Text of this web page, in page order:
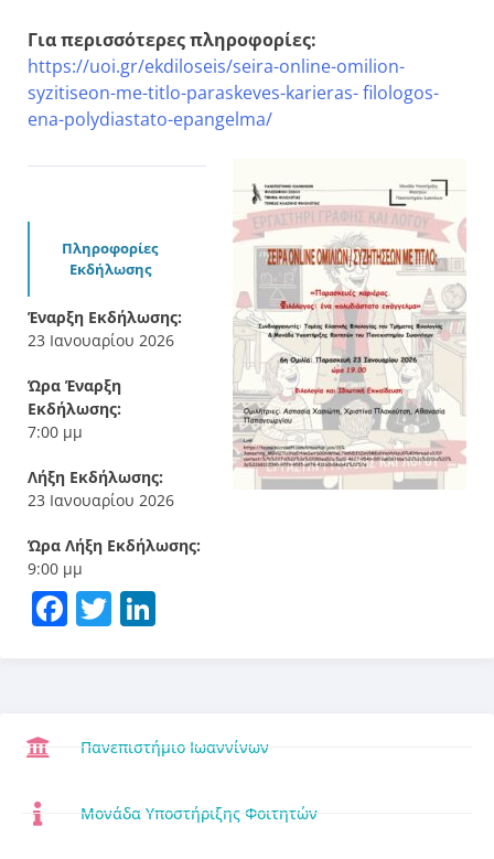
Για περισσότερες πληροφορίες:
https://uoi.gr/ekdiloseis/seira-online-omilion-
syzitiseon-me-titlo-paraskeves-karieras- filologos-
ena-polydiastato-epangelma/
Πληροφορίες
Εκδήλωσης
Έναρξη Εκδήλωσης:
23 Ιανουαρίου 2026
Ώρα Έναρξη
Εκδήλωσης:
7:00 μμ
Λήξη Εκδήλωσης:
23 Ιανουαρίου 2026
Ώρα Λήξη Εκδήλωσης:
9:00 μμ
Facebook
Twitter
Πανεπιστήμιο Ιωαννίνων
Μονάδα Υποστήριξης Φοιτητών